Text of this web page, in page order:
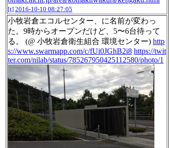
[t] 2016-10-10 08:27:05
小牧岩倉エコルセンター、に名前が変わっ
た。9時からオープンだけど、5〜6台待って
る。 (@ 小牧岩倉衛生組合 環境センター) http
s://www.swarmapp.com/c/fUi0JGhB2i8 https://twit
ter.com/nilab/status/785267950425112580/photo/1